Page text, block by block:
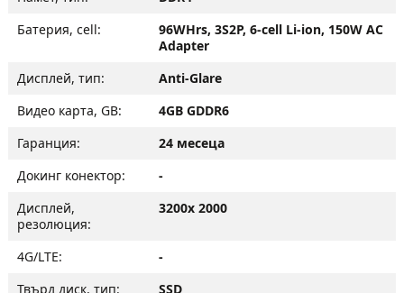
Батерия, cell:
96WHrs, 3S2P, 6-cell Li-ion, 150W AC
Adapter
Дисплей, тип:
Anti-Glare
Видео карта, GB:
4GB GDDR6
Гаранция:
24 месеца
Докинг конектор:
-
Дисплей,
резолюция:
3200x 2000
4G/LTE:
-
Твърд диск, тип:
SSD